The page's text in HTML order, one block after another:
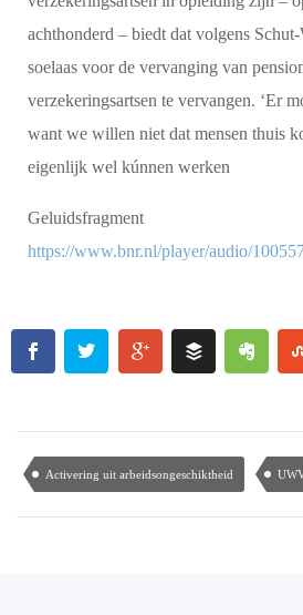
achthonderd – biedt dat volgens
soelaas voor de vervanging van
verzekeringsartsen te vervangen. ‘Er
want we willen niet dat mensen thuis
eigenlijk wel kúnnen werken
Geluidsfragment
https://www.bnr.nl/player/audio/
Activering uit arbeidsongeschiktheid